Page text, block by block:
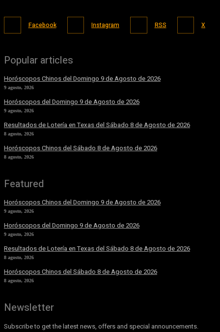
Facebook Instagram RSS X
Popular articles
Horóscopos Chinos del Domingo 9 de Agosto de 2026
9 agosto, 2026
Horóscopos del Domingo 9 de Agosto de 2026
9 agosto, 2026
Resultados de Lotería en Texas del Sábado 8 de Agosto de 2026
8 agosto, 2026
Horóscopos Chinos del Sábado 8 de Agosto de 2026
8 agosto, 2026
Featured
Horóscopos Chinos del Domingo 9 de Agosto de 2026
9 agosto, 2026
Horóscopos del Domingo 9 de Agosto de 2026
9 agosto, 2026
Resultados de Lotería en Texas del Sábado 8 de Agosto de 2026
8 agosto, 2026
Horóscopos Chinos del Sábado 8 de Agosto de 2026
8 agosto, 2026
Newsletter
Subscribe to get the latest news, offers and special announcements.